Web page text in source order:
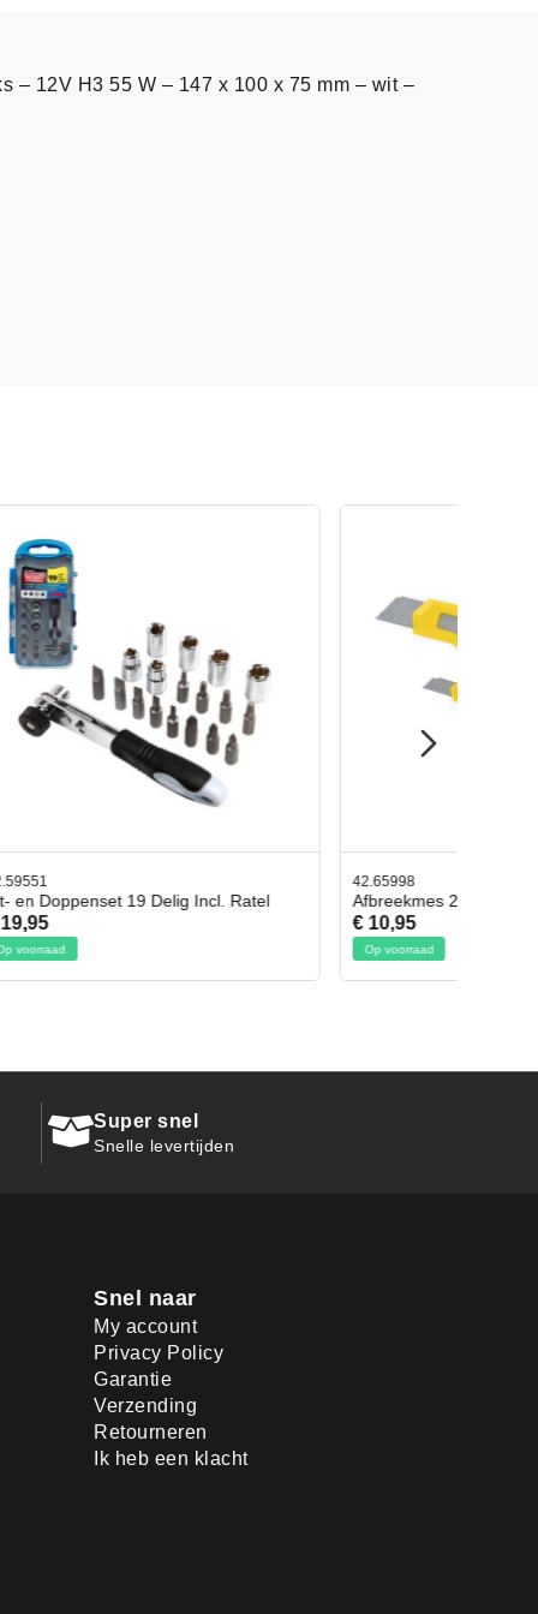
– 12V H3 55 W – 147 x 100 x 75 mm – wit –
Ratel Afbreekmes 2 stuks
Super snel
Snelle levertijden
Snel naar
My account
Privacy Policy
Garantie
Verzending
Retourneren
Ik heb een klacht